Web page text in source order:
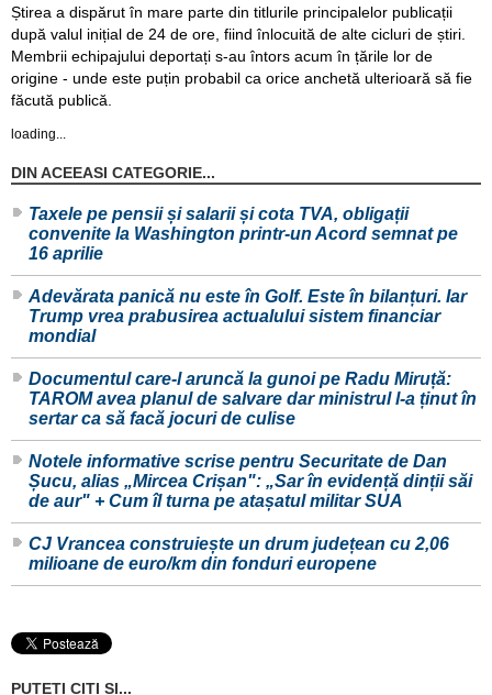
Știrea a dispărut în mare parte din titlurile principalelor publicații
după valul inițial de 24 de ore, fiind înlocuită de alte cicluri de știri.
Membrii echipajului deportați s-au întors acum în țările lor de
origine - unde este puțin probabil ca orice anchetă ulterioară să fie
făcută publică.
loading...
DIN ACEEASI CATEGORIE...
Taxele pe pensii și salarii și cota TVA, obligații
convenite la Washington printr-un Acord semnat pe
16 aprilie
Adevărata panică nu este în Golf. Este în bilanțuri. Iar
Trump vrea prabusirea actualului sistem financiar
mondial
Documentul care-l aruncă la gunoi pe Radu Miruță:
TAROM avea planul de salvare dar ministrul l-a ținut în
sertar ca să facă jocuri de culise
Notele informative scrise pentru Securitate de Dan
Șucu, alias „Mircea Crișan": „Sar în evidență dinții săi
de aur" + Cum îl turna pe atașatul militar SUA
CJ Vrancea construiește un drum județean cu 2,06
milioane de euro/km din fonduri europene
PUTETI CITI SI...